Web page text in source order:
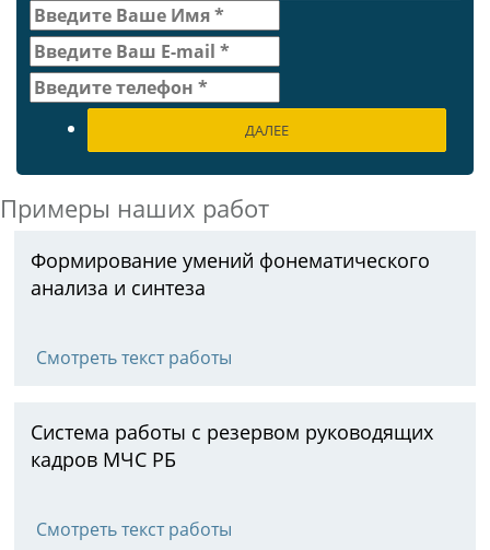
ДАЛЕЕ
Примеры наших работ
Формирование умений фонематического
анализа и синтеза
Смотреть текст работы
Система работы с резервом руководящих
кадров МЧС РБ
Смотреть текст работы